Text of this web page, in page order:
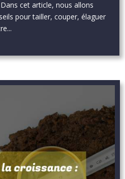
cet article, nous allons
pour tailler, couper, élaguer